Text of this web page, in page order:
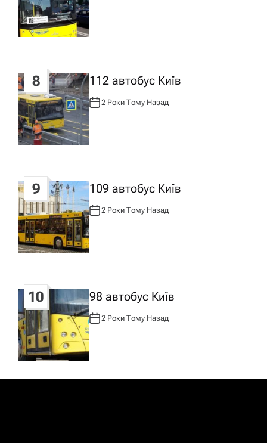
В
Т
Р
:
8 112 автобус Київ
А
В
О
Р
:
2 Роки Тому Назад
9 109 автобус Київ
А
В
Т
О
Р
:
2 Роки Тому Назад
10 98 автобус Київ
А
В
Т
О
Р
:
2 Роки Тому Назад